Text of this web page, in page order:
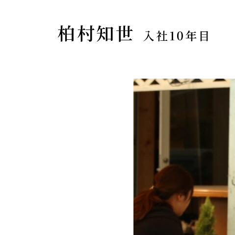
柏村知世 入社10年目